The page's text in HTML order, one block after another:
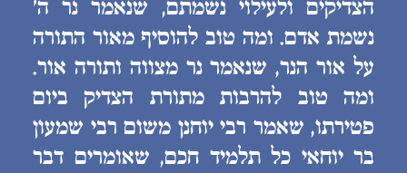
הצדיקים ולעילוי נשמתם, שנאמר נר ה׳
נשמת אדם. ומה טוב להוסיף מאור התורה
על אור הנר, שנאמר נר מצווה ותורה אור.
ומה טוב להרבות מתורת הצדיק ביום
פטירתו, שאמר רבי יוחנן משום רבי שמעון
בר יוחאי כל תלמיד חכם, שאומרים דבר